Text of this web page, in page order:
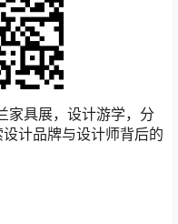
家具展，设计游学，分
计品牌与设计师背后的